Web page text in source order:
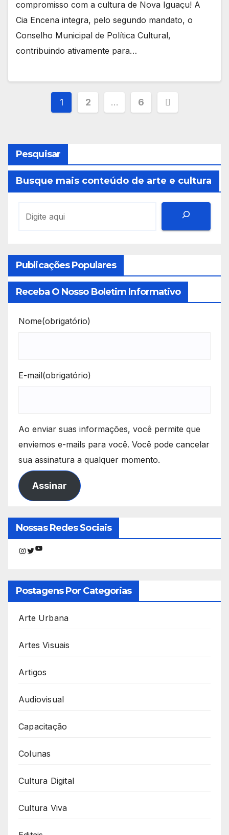
compromisso com a cultura de Nova Iguaçu! A
Cia Encena integra, pelo segundo mandato, o
Conselho Municipal de Política Cultural,
contribuindo ativamente para…
Paginação
posts
1 2 … 6
Pesquisar
Busque mais conteúdo de arte e cultura
Publicações Populares
Receba O Nosso Boletim Informativo
Nome(obrigatório)
E-mail(obrigatório)
Ao enviar suas informações, você permite que
enviemos e-mails para você. Você pode cancelar
sua assinatura a qualquer momento.
Assinar
Nossas Redes Sociais
Instagram
Twitter
Youtube
Postagens Por Categorias
Arte Urbana
Artes Visuais
Artigos
Audiovisual
Capacitação
Colunas
Cultura Digital
Cultura Viva